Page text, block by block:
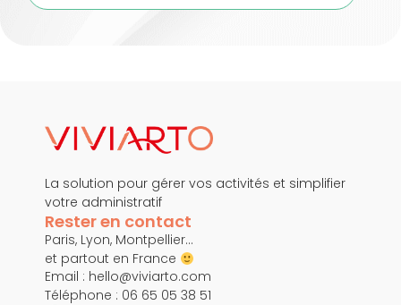
La solution pour gérer vos activités et simplifier
votre administratif
Rester en contact
Paris, Lyon, Montpellier…
et partout en France
Email : hello@viviarto.com
Téléphone : 06 65 05 38 51